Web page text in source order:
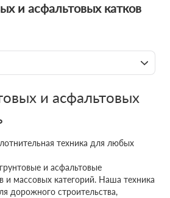
и асфальтовых катков
и асфальтовых
техника для любых
и асфальтовые
и массовых категорий. Наша техника
дорожного строительства,